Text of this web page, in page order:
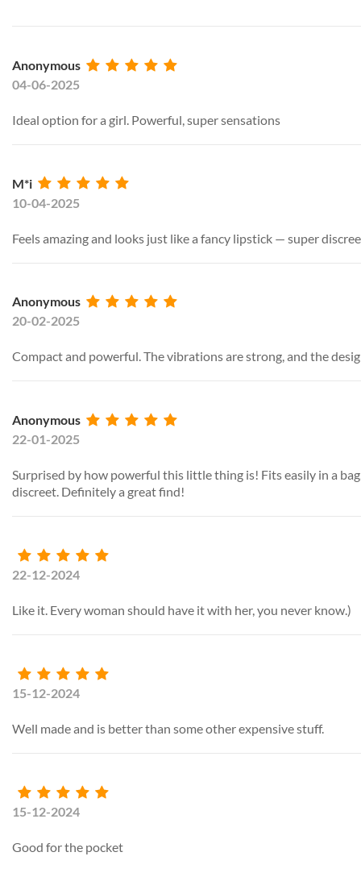
Anonymous
04-06-2025
Ideal option for a girl. Powerful, super sensations
M*i
10-04-2025
Feels amazing and looks just like a fancy lipstick — super
Anonymous
20-02-2025
Compact and powerful. The vibrations are strong, and the
Anonymous
22-01-2025
Surprised by how powerful this little thing is! Fits easily in a
discreet. Definitely a great find!
22-12-2024
Like it. Every woman should have it with her, you never know.)
15-12-2024
Well made and is better than some other expensive stuff.
15-12-2024
Good for the pocket